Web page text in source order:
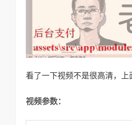
看了一下视频不是很高清，上
视频参数：